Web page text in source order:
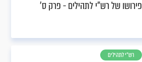
פירושו של רש"י לתהילים - פרק ס’
רש"י לתהילים